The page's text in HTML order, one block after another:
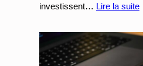
investissent… Lire la suite: